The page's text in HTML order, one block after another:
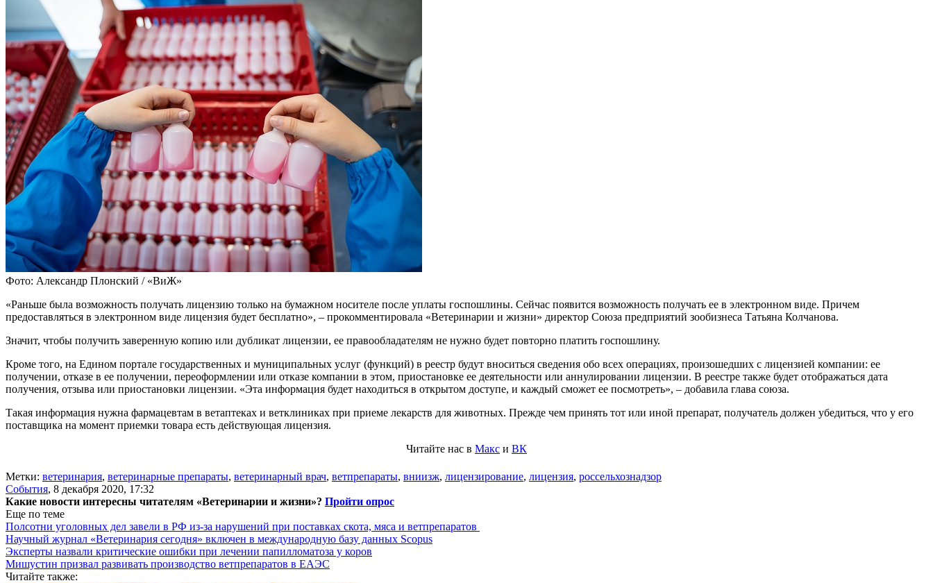
Фото: Александр Плонский / «ВиЖ»
«Раньше была возможность получать лицензию только на бумажном носителе после уплаты госпошлины. Сейчас появится возможность получать ее в электронном виде. Причем
предоставляться в электронном виде лицензия будет бесплатно», – прокомментировала «Ветеринарии и жизни» директор Союза предприятий зообизнеса Татьяна Колчанова.
Значит, чтобы получить заверенную копию или дубликат лицензии, ее правообладателям не нужно будет повторно платить госпошлину.
Кроме того, на Едином портале государственных и муниципальных услуг (функций) в реестр будут вноситься сведения обо всех операциях, произошедших с лицензией компании: ее
получении, отказе в ее получении, переоформлении или отказе компании в этом, приостановке ее деятельности или аннулировании лицензии. В реестре также будет отображаться дата
получения, отзыва или приостановки лицензии. «Эта информация будет находиться в открытом доступе, и каждый сможет ее посмотреть», – добавила глава союза.
Такая информация нужна фармацевтам в ветаптеках и ветклиниках при приеме лекарств для животных. Прежде чем принять тот или иной препарат, получатель должен убедиться, что у его
поставщика на момент приемки товара есть действующая лицензия.
Читайте нас в Макс и ВК
Метки: ветеринария, ветеринарные препараты, ветеринарный врач, ветпрепараты, вниизж, лицензирование, лицензия, россельхознадзор
События, 8 декабря 2020, 17:32
Какие новости интересны читателям «Ветеринарии и жизни»? Пройти опрос
Еще по теме
Полсотни уголовных дел завели в РФ из-за нарушений при поставках скота, мяса и ветпрепаратов
Научный журнал «Ветеринария сегодня» включен в международную базу данных Scopus
Эксперты назвали критические ошибки при лечении папилломатоза у коров
Мишустин призвал развивать производство ветпрепаратов в ЕАЭС
Читайте также: